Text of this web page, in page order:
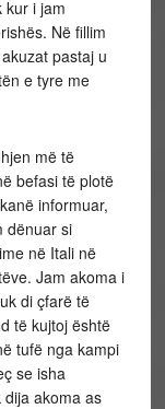
kur i jam
Në fillim
pastaj u
e tyre me
më të
befasi të plotë
informuar,
dënuar si
në Itali në
Jam akoma i
di çfarë të
të kujtoj është
tufë nga kampi
se isha
akoma as